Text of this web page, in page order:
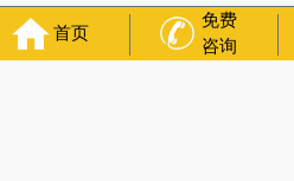
首页
免费
咨询